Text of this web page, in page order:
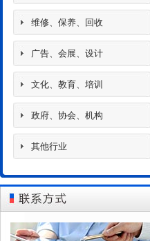
维修、保养、回收
广告、会展、设计
文化、教育、培训
政府、协会、机构
其他行业